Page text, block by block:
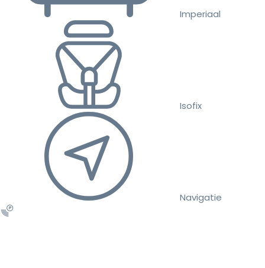
Imperiaal
Isofix
Navigatie